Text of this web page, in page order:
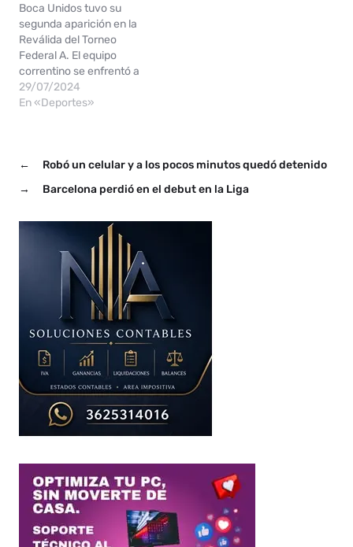
Boca Unidos tuvo su
segunda aparición en la
Reválida del Torneo
Federal A. El equipo
correntino se enfrentó a
Sarmiento en Resistencia,
y pese a que fue superior
disputado este domingo
en el estadio Centenario
de Resistencia, Boca…
29/07/2024
En «Deportes»
←
Robó un celular y a los pocos minutos quedó detenido
→
Barcelona perdió en el debut en la Liga